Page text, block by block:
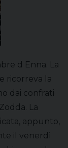
d Enna. La
ricorreva la
dai confrati
La
appunto,
il venerdì